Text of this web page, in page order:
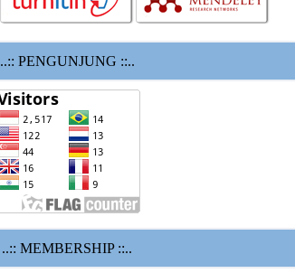
..:: PENGUNJUNG ::..
..:: MEMBERSHIP ::..